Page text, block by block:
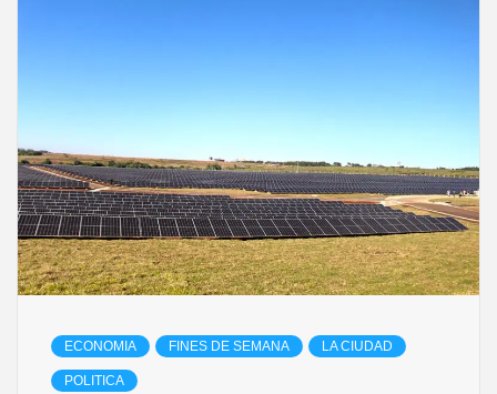
ECONOMIA FINES DE SEMANA LA CIUDAD
POLITICA